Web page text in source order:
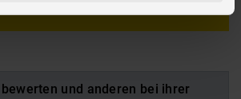
und anderen bei ihrer